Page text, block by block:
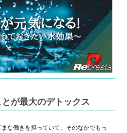
が最大のデトックス
な働きを担っていて、そのなかでもっ